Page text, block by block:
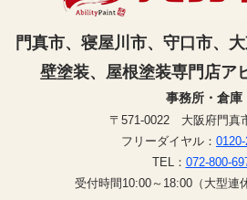
門真市、寝屋川市、守口市、
壁塗装、屋根塗装専門店ア
事務所・倉庫
〒571-0022 大阪府門真
フリーダイヤル：
TEL： 072-800-
受付時間10:00～18:00（大型連